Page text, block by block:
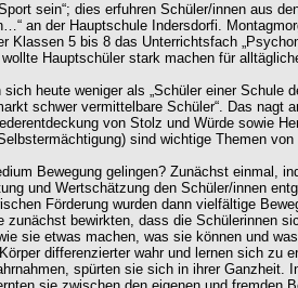
sein“; dies erfuhren Schüler/innen aus
an der Hauptschule Indersdorfi.
Klassen 5 bis 8 das Unterrichtsfach
Hauptschüler stark machen für
heute weniger als „Schüler einer Schule
schwer vermittelbare Schüler“. Das nagt
von Stolz und Würde sowie
sind wichtige Themen von
Bewegung gelingen? Zunächst einmal,
und Wertschätzung den Schüler/innen
Förderung wurden dann vielfältige
zunächst bewirkten, dass die Schülerinnen
sie etwas machen, was sie können und
differenzierter wahr und lernen sich zu
spürten sie sich in ihrer Ganzheit.